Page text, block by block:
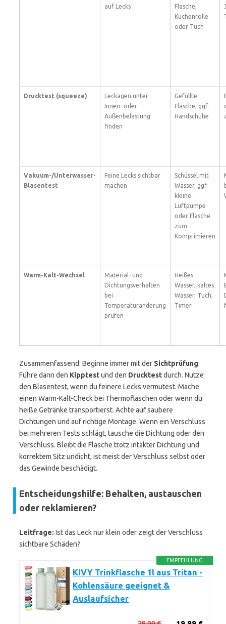
auf Lecks
Flasche,
Küchenrolle
oder Tuch
Drucktest (squeeze)
Leckagen unter
Innen- oder
Außenbelastung
finden
Gefüllte
Flasche, ggf.
Handschuhe
Vakuum-/Unterwasser-
Blasentest
Feine Lecks sichtbar
machen
Schüssel mit
Wasser, ggf.
kleine
Luftpumpe
oder Flasche
zum
Komprimieren
Warm-Kalt-Wechsel
Material- und
Dichtungsverhalten
bei
Temperaturänderung
prüfen
Heißes
Wasser, kaltes
Wasser, Tuch,
Timer
Zusammenfassend: Beginne immer mit der Sichtprüfung.
Führe dann den Kipptestund den Drucktestdurch. Nutze
den Blasentest, wenn du feinere Lecks vermutest. Mache
einen Warm-Kalt-Check bei Thermoflaschen oder wenn du
heiße Getränke transportierst. Achte auf saubere
Dichtungen und auf richtige Montage. Wenn ein Verschluss
bei mehreren Tests schlägt, tausche die Dichtung oder den
Verschluss. Bleibt die Flasche trotz intakter Dichtung und
korrektem Sitz undicht, ist meist der Verschluss selbst oder
das Gewinde beschädigt.
Entscheidungshilfe: Behalten, austauschen
oder reklamieren?
Leitfrage: Ist das Leck nur klein oder zeigt der Verschluss
sichtbare Schäden?
EMPFEHLUNG
KIVY Trinkflasche 1l aus Tritan -
Kohlensäure geeignet &
Auslaufsicher